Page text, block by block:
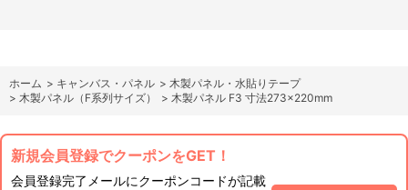
ホーム > キャンバス・パネル > 木製パネル・水貼りテープ
> 木製パネル（F系列サイズ） > 木製パネル F3 寸法273×220mm
新規会員登録でクーポンをGET！
会員登録完了メールにクーポンコードが記載